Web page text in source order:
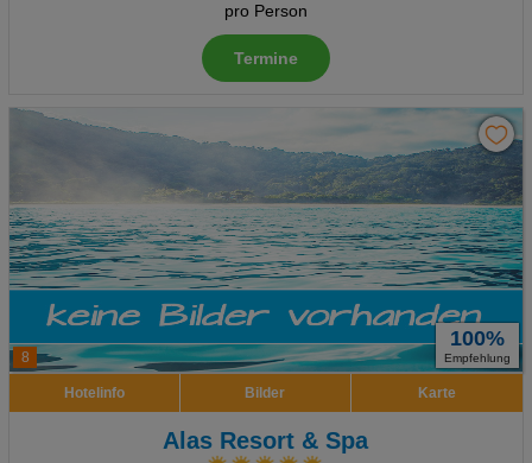
pro Person
Termine
8
100%
Empfehlung
Hotelinfo Bilder Karte
Alas Resort & Spa